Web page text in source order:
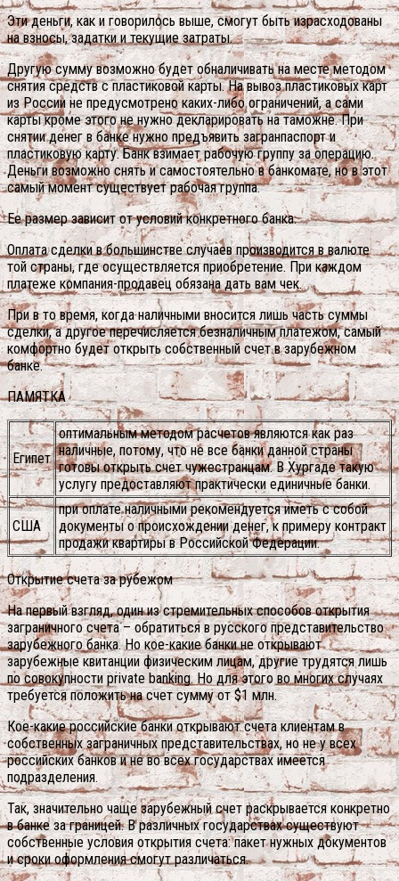
Эти деньги, как и говорилось выше, смогут быть израсходованы
на взносы, задатки и текущие затраты.
Другую сумму возможно будет обналичивать на месте методом
снятия средств с пластиковой карты. На вывоз пластиковых карт
из России не предусмотрено каких-либо ограничений, а сами
карты кроме этого не нужно декларировать на таможне. При
снятии денег в банке нужно предъявить загранпаспорт и
пластиковую карту. Банк взимает рабочую группу за операцию.
Деньги возможно снять и самостоятельно в банкомате, но в этот
самый момент существует рабочая группа.
Ее размер зависит от условий конкретного банка.
Оплата сделки в большинстве случаев производится в валюте
той страны, где осуществляется приобретение. При каждом
платеже компания-продавец обязана дать вам чек.
При в то время, когда наличными вносится лишь часть суммы
сделки, а другое перечисляется безналичным платежом, самый
комфортно будет открыть собственный счет в зарубежном
банке.
ПАМЯТКА
Египет
оптимальным методом расчетов являются как раз
наличные, потому, что не все банки данной страны
готовы открыть счет чужестранцам. В Хургаде такую
услугу предоставляют практически единичные банки.
США
при оплате наличными рекомендуется иметь с собой
документы о происхождении денег, к примеру контракт
продажи квартиры в Российской Федерации.
Открытие счета за рубежом
На первый взгляд, один из стремительных способов открытия
заграничного счета – обратиться в русского представительство
зарубежного банка. Но кое-какие банки не открывают
зарубежные квитанции физическим лицам, другие трудятся лишь
по совокупности рrivate banking. Но для этого во многих случаях
требуется положить на счет сумму от $1 млн.
Кое-какие российские банки открывают счета клиентам в
собственных заграничных представительствах, но не у всех
российских банков и не во всех государствах имеется
подразделения.
Так, значительно чаще зарубежный счет раскрывается конкретно
в банке за границей. В различных государствах существуют
собственные условия открытия счета: пакет нужных документов
и сроки оформления смогут различаться.